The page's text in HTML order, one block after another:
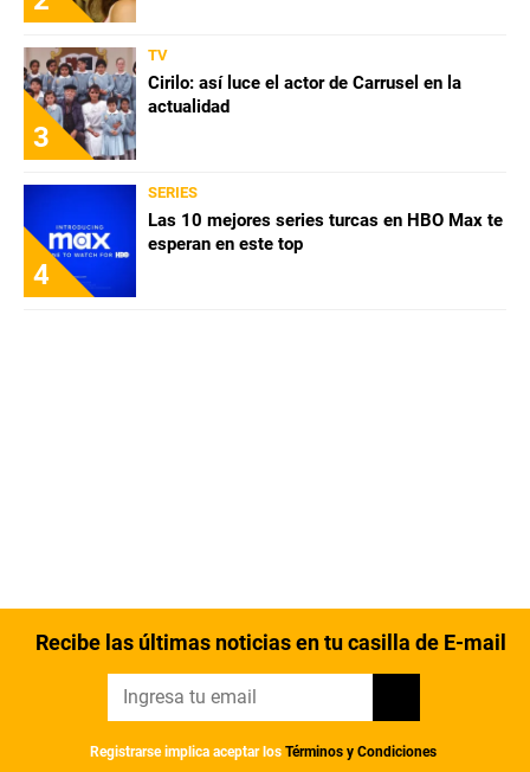
3
TV
Cirilo: así luce el actor de Carrusel en la
actualidad
4
SERIES
Las 10 mejores series turcas en HBO Max te
esperan en este top
Recibe las últimas noticias en tu casilla de E-mail
Registrarse implica aceptar los Términos y Condiciones